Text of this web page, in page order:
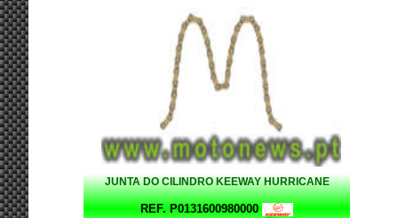
JUNTA DO CILINDRO KEEWAY HURRICANE
REF. P0131600980000